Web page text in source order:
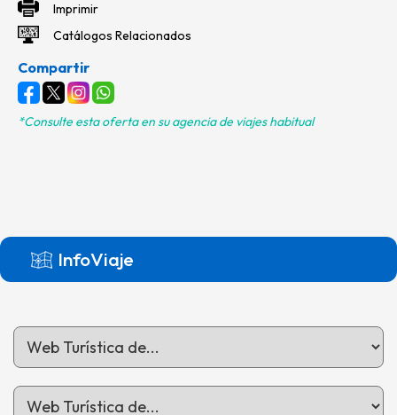
Imprimir
Catálogos Relacionados
Compartir
*Consulte esta oferta en su agencia de viajes habitual
InfoViaje